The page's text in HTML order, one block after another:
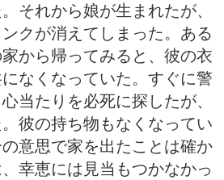
それから娘が生まれたが、
クが消えてしまった。ある
から帰ってみると、彼の衣
なくなっていた。すぐに警
当たりを必死に探したが、
彼の持ち物もなくなってい
意思で家を出たことは確か
幸恵には見当もつかなかっ